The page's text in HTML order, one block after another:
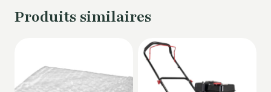
Produits similaires